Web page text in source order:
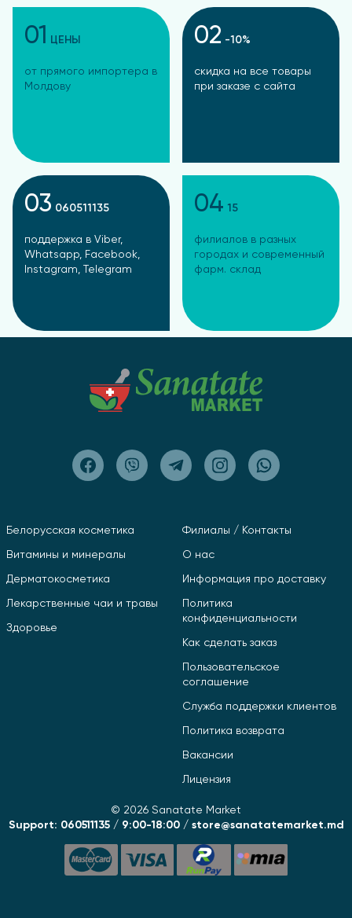
01 ЦЕНЫ
от прямого импортера в
Молдову
02 -10%
скидка на все товары
при заказе с сайта
03 060511135
поддержка в Viber,
Whatsapp, Facebook,
Instagram, Telegram
04 15
филиалов в разных
городах и современный
фарм. склад
Белорусская косметика
Витамины и минералы
Дерматокосметика
Лекарственные чаи и травы
Здоровье
Филиалы / Контакты
О нас
Информация про доставку
Политика
конфиденциальности
Как сделать заказ
Пользовательское
соглашение
Служба поддержки клиентов
Политика возврата
Вакансии
Лицензия
© 2026 Sanatate Market
Support: 060511135 / 9:00-18:00 / store@sanatatemarket.md